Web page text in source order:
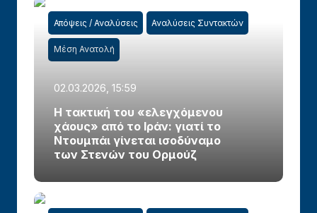
Απόψεις / Αναλύσεις Αναλύσεις Συντακτών
Μέση Ανατολή
02.03.2026, 15:59
Η τακτική του «ελεγχόμενου
χάους» από το Ιράν: γιατί το
Ντουμπάι γίνεται ισοδύναμο
των Στενών του Ορμούζ